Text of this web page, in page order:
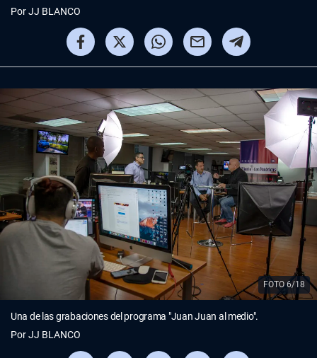
PorJJ BLANCO
FOTO 6/18
PorJJ BLANCO
Una de las grabaciones del programa "Juan Juan al medio".